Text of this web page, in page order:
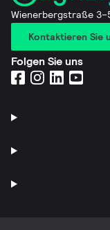
Wienerbergstraße
Kontaktieren Sie
Folgen Sie uns